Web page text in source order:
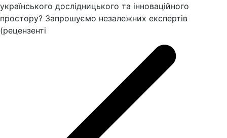
українського дослідницького та інноваційного
простору? Запрошуємо незалежних експертів
(рецензенті